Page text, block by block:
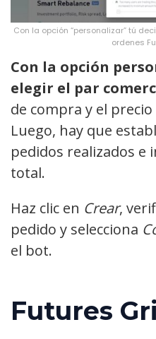
Con la opción “personalizar” tú
ordenes
Con la opción
elegir el par
de compra y el
Luego, hay que
pedidos realizados e
total.
Haz clic en Crear,
pedido y selecciona
el bot.
Futures